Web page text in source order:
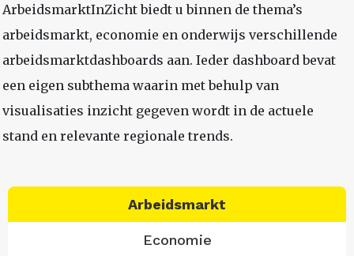
ArbeidsmarktInZicht biedt u binnen de thema’s
arbeidsmarkt, economie en onderwijs verschillende
arbeidsmarktdashboards aan. Ieder dashboard bevat
een eigen subthema waarin met behulp van
visualisaties inzicht gegeven wordt in de actuele
stand en relevante regionale trends.
Arbeidsmarkt
Economie